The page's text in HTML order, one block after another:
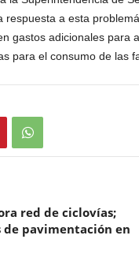
respuesta a esta
gastos adicionales para
para el consumo de las
red de ciclovías;
de pavimentación en